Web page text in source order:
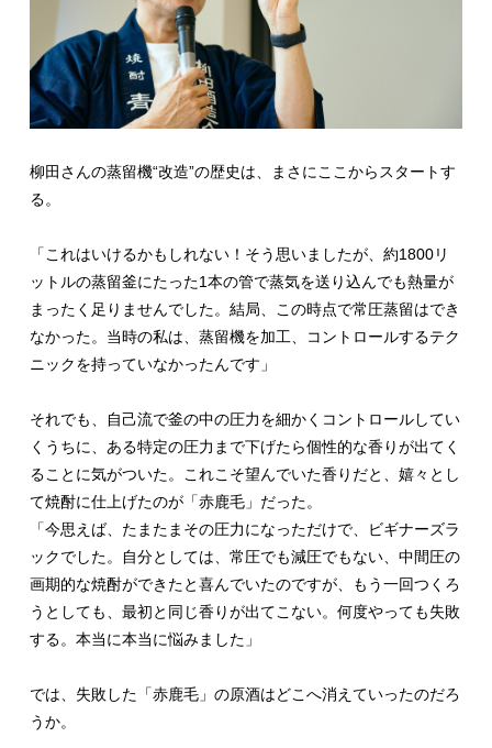
柳田さんの蒸留機“改造”の歴史は、まさにここからスタートす
る。
「これはいけるかもしれない！そう思いましたが、約1800リ
ットルの蒸留釜にたった1本の管で蒸気を送り込んでも熱量が
まったく足りませんでした。結局、この時点で常圧蒸留はでき
なかった。当時の私は、蒸留機を加工、コントロールするテク
ニックを持っていなかったんです」
それでも、自己流で釜の中の圧力を細かくコントロールしてい
くうちに、ある特定の圧力まで下げたら個性的な香りが出てく
ることに気がついた。これこそ望んでいた香りだと、嬉々とし
て焼酎に仕上げたのが「赤鹿毛」だった。
「今思えば、たまたまその圧力になっただけで、ビギナーズラ
ックでした。自分としては、常圧でも減圧でもない、中間圧の
画期的な焼酎ができたと喜んでいたのですが、もう一回つくろ
うとしても、最初と同じ香りが出てこない。何度やっても失敗
する。本当に本当に悩みました」
では、失敗した「赤鹿毛」の原酒はどこへ消えていったのだろ
うか。